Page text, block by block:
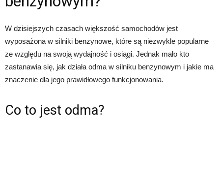
W dzisiejszych czasach większość samochodów jest
wyposażona w silniki benzynowe, które są niezwykle popularne
ze względu na swoją wydajność i osiągi. Jednak mało kto
zastanawia się, jak działa odma w silniku benzynowym i jakie ma
znaczenie dla jego prawidłowego funkcjonowania.
Co to jest odma?